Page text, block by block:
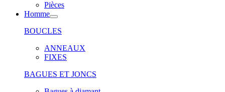
Pièces
Homme
BOUCLES
ANNEAUX
FIXES
BAGUES ET JONCS